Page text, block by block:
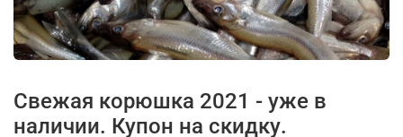
Свежая корюшка 2021 - уже в
наличии. Купон на скидку.